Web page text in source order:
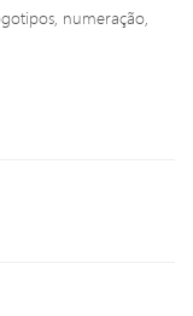
numeração,